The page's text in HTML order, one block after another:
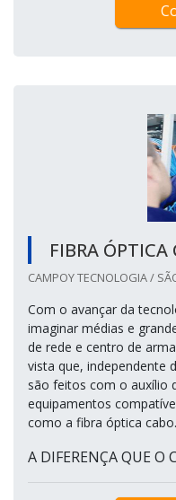
FIBRA ÓPTICA
CAMPOY TECNOLOGIA /
Com o avançar da
imaginar médias e
de rede e centro de
vista que, independente
são feitos com o auxílio
equipamentos
como a fibra óptica cabo.
A DIFERENÇA QUE O